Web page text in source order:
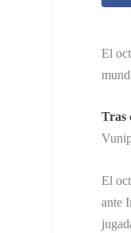
El
Tras
El
ante